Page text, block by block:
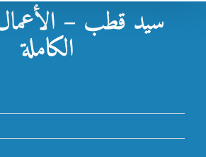
سيد قطب –
الكاملة